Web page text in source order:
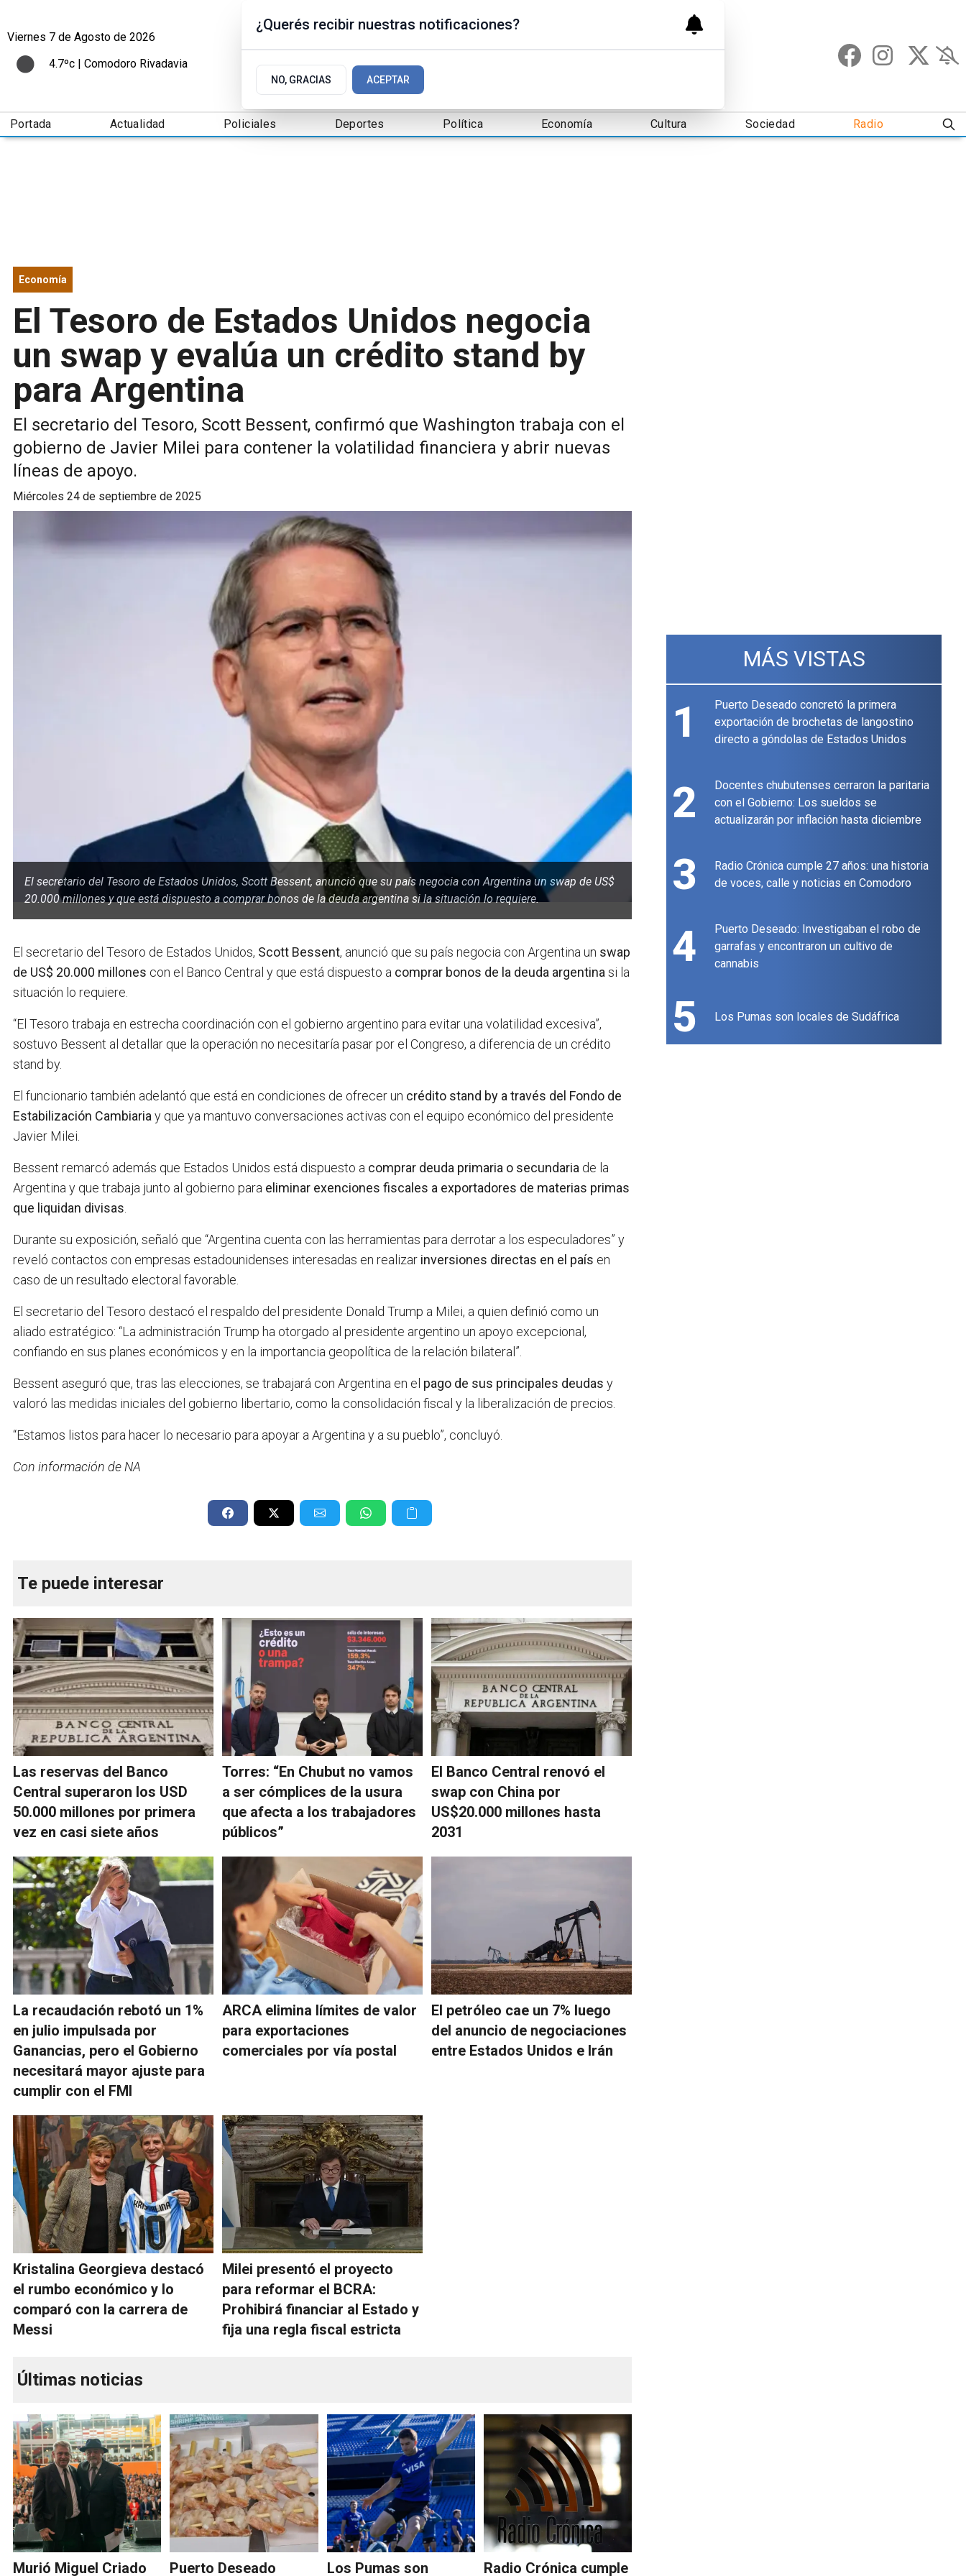
Viernes 7 de Agosto de 2026
4.7ºc | Comodoro Rivadavia
Portada Actualidad Policiales Deportes Política Economía Cultura Sociedad Radio
Economía
El Tesoro de Estados Unidos negocia
un swap y evalúa un crédito stand by
para Argentina
El secretario del Tesoro, Scott Bessent, confirmó que Washington trabaja con el
gobierno de Javier Milei para contener la volatilidad financiera y abrir nuevas
líneas de apoyo.
miércoles 24 de septiembre de 2025
El secretario del Tesoro de Estados Unidos, Scott Bessent, anunció que su país negocia con Argentina un swap de US$
20.000 millones y que está dispuesto a comprar bonos de la deuda argentina si la situación lo requiere.
El secretario del Tesoro de Estados Unidos, Scott Bessent, anunció que su país negocia con Argentina un swap
de US$ 20.000 millones con el Banco Central y que está dispuesto a comprar bonos de la deuda argentinasi la
situación lo requiere.
“El Tesoro trabaja en estrecha coordinación con el gobierno argentino para evitar una volatilidad excesiva”,
sostuvo Bessent al detallar que la operación no necesitaría pasar por el Congreso, a diferencia de un crédito
stand by.
El funcionario también adelantó que está en condiciones de ofrecer un crédito stand by a través del Fondo de
Estabilización Cambiariay que ya mantuvo conversaciones activas con el equipo económico del presidente
Javier Milei.
Bessent remarcó además que Estados Unidos está dispuesto a comprar deuda primaria o secundaria de la
Argentina y que trabaja junto al gobierno para eliminar exenciones fiscales a exportadores de materias primas
que liquidan divisas.
Durante su exposición, señaló que “Argentina cuenta con las herramientas para derrotar a los especuladores” y
reveló contactos con empresas estadounidenses interesadas en realizar inversiones directas en el país en
caso de un resultado electoral favorable.
El secretario del Tesoro destacó el respaldo del presidente Donald Trump a Milei, a quien definió como un
aliado estratégico: “La administración Trump ha otorgado al presidente argentino un apoyo excepcional,
confiando en sus planes económicos y en la importancia geopolítica de la relación bilateral”.
Bessent aseguró que, tras las elecciones, se trabajará con Argentina en el pago de sus principales deudas y
valoró las medidas iniciales del gobierno libertario, como la consolidación fiscal y la liberalización de precios.
“Estamos listos para hacer lo necesario para apoyar a Argentina y a su pueblo”, concluyó.
Con información de NA
Te puede interesar
Las reservas del Banco
Central superaron los USD
50.000 millones por primera
vez en casi siete años
Torres: “En Chubut no vamos
a ser cómplices de la usura
que afecta a los trabajadores
públicos”
El Banco Central renovó el
swap con China por
US$20.000 millones hasta
2031
La recaudación rebotó un 1%
en julio impulsada por
Ganancias, pero el Gobierno
necesitará mayor ajuste para
cumplir con el FMI
ARCA elimina límites de valor
para exportaciones
comerciales por vía postal
El petróleo cae un 7% luego
del anuncio de negociaciones
entre Estados Unidos e Irán
Kristalina Georgieva destacó
el rumbo económico y lo
comparó con la carrera de
Messi
Milei presentó el proyecto
para reformar el BCRA:
Prohibirá financiar al Estado y
fija una regla fiscal estricta
Últimas noticias
Murió Miguel Criado Puerto Deseado Los Pumas son Radio Crónica cumple
MÁS VISTAS
1
Puerto Deseado concretó la primera
exportación de brochetas de langostino
directo a góndolas de Estados Unidos
2
Docentes chubutenses cerraron la paritaria
con el Gobierno: Los sueldos se
actualizarán por inflación hasta diciembre
3
Radio Crónica cumple 27 años: una historia
de voces, calle y noticias en Comodoro
4
Puerto Deseado: Investigaban el robo de
garrafas y encontraron un cultivo de
cannabis
5 Los Pumas son locales de Sudáfrica
¿Querés recibir nuestras notificaciones?
NO, GRACIAS ACEPTAR